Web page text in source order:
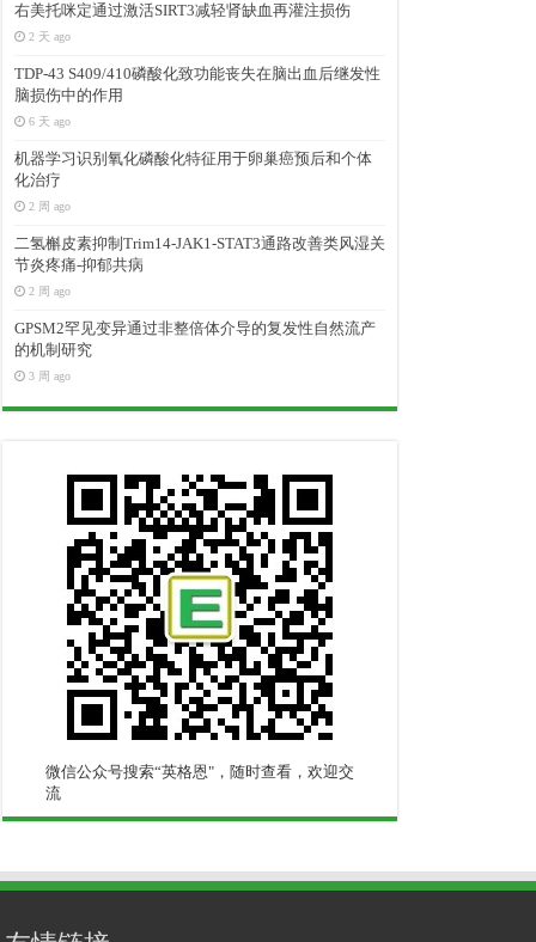
右美托咪定通过激活SIRT3减轻肾缺血再灌注损伤
2 天 ago
TDP-43 S409/410磷酸化致功能丧失在脑出血后继发性
脑损伤中的作用
6 天 ago
机器学习识别氧化磷酸化特征用于卵巢癌预后和个体
化治疗
2 周 ago
二氢槲皮素抑制Trim14-JAK1-STAT3通路改善类风湿关
节炎疼痛-抑郁共病
2 周 ago
GPSM2罕见变异通过非整倍体介导的复发性自然流产
的机制研究
3 周 ago
微信公众号搜索“英格恩"，随时查看，欢迎交
流